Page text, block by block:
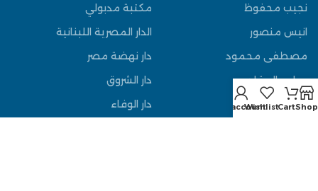
نجيب محفوظ
انيس منصور
مصطفى محمود
عباس العقاد
يوسف السباعي
مكتبة مدبولي
الدار المصرية اللبنانية
دار نهضة مصر
دار الشروق
دار الوفاء
Shop
Cart
Wishlist
My account